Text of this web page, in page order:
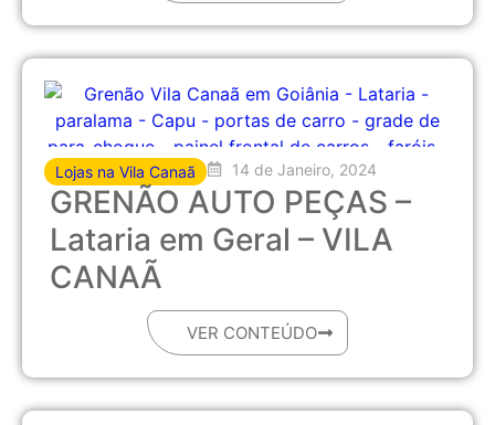
Lojas na Vila Canaã 14 de Janeiro, 2024
GRENÃO AUTO PEÇAS –
Lataria em Geral – VILA
CANAÃ
VER CONTEÚDO